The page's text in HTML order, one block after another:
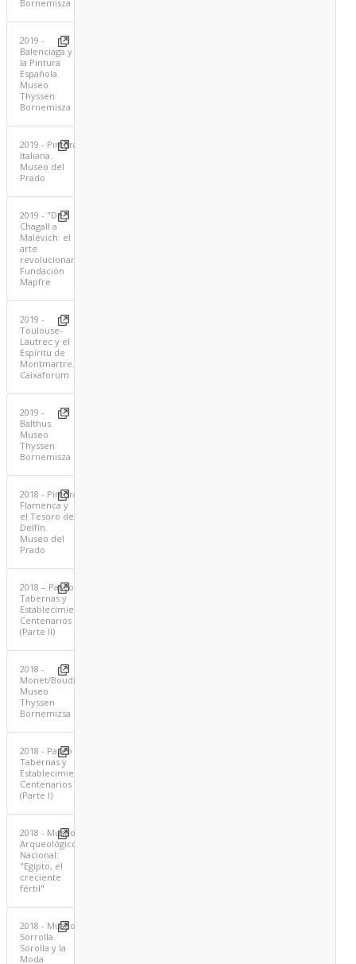
Bornemisza
2019 -
Balenciaga y
la Pintura
Española.
Museo
Thyssen
Bornemisza
2019 - Pintura
Italiana.
Museo del
Prado
2019 - "De
Chagall a
Malévich: el
arte
revolucionario".
Fundación
Mapfre
2019 -
Toulouse-
Lautrec y el
Espíritu de
Montmartre.
Caixaforum
2019 -
Balthus.
Museo
Thyssen
Bornemisza
2018 - Pintura
Flamenca y
el Tesoro del
Delfín.
Museo del
Prado
2018 – Paseo
Tabernas y
Establecimientos
Centenarios
(Parte II)
2018 -
Monet/Boudin.
Museo
Thyssen
Bornemizsa
2018 - Paseo
Tabernas y
Establecimientos
Centenarios
(Parte I)
2018 - Museo
Arqueológico
Nacional:
"Egipto, el
creciente
fértil"
2018 - Museo
Sorrolla.
Sorolla y la
Moda